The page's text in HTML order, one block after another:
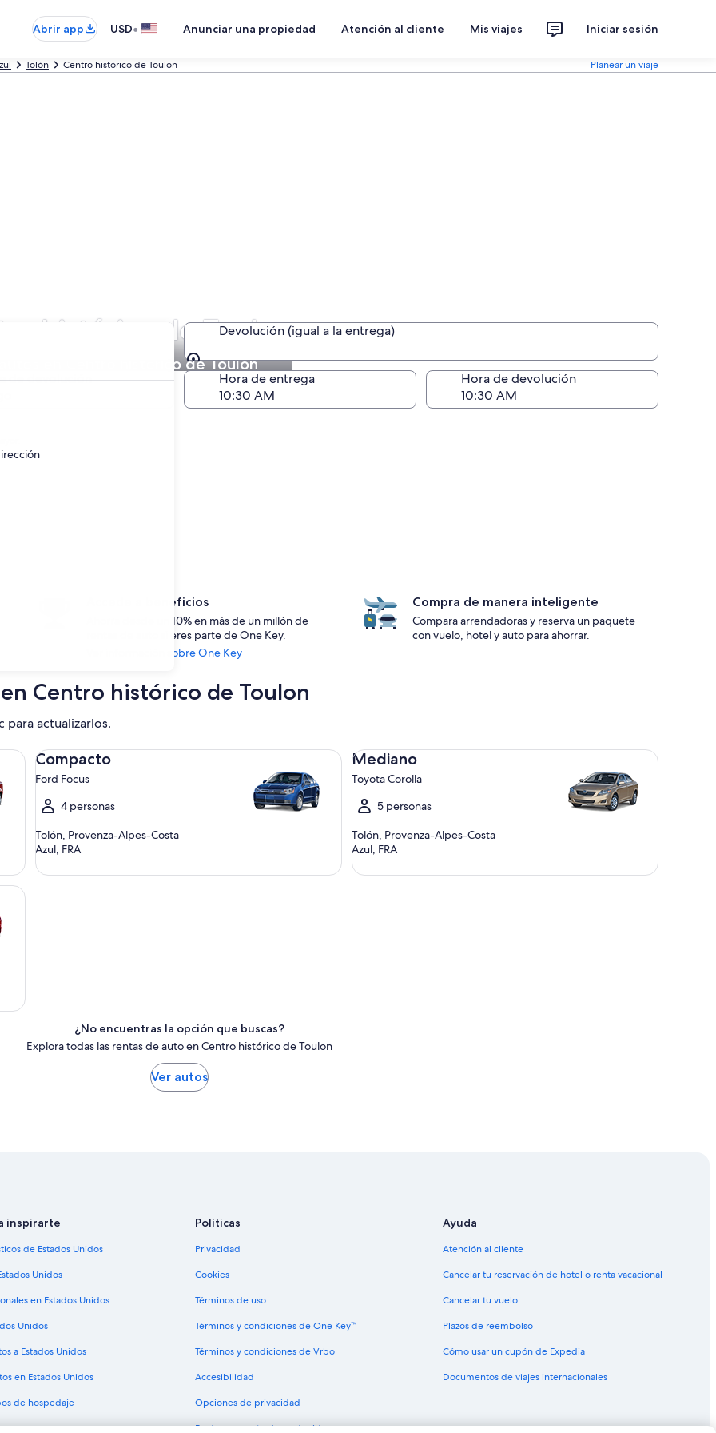
Abrir app USD• Anunciar una propiedad Atención al cliente Mis viajes Iniciar sesión
Tolón Centro histórico de Toulon Planear un viaje
histórico de Toulon
en Centro histórico de Toulon
Devolución (igual a la entrega)
Devolución (igual a la entrega)
de devolución
Hora de entrega Hora de devolución
Accede a beneficios
Ahorra desde un 10% en más de un millón de
rentas de auto si eres parte de One Key.
Ver información sobre One Key
Compra de manera inteligente
Compara arrendadoras y reserva un paquete
con vuelo, hotel y auto para ahorrar.
Centro histórico de Toulon
para actualizarlos.
Compacto
Ford Focus
4 personas
Tolón, Provenza-Alpes-Costa
Azul, FRA
Compacto Ford Focus
Mediano
Toyota Corolla
5 personas
Tolón, Provenza-Alpes-Costa
Azul, FRA
Mediano Toyota Corolla
¿No encuentras la opción que buscas?
Explora todas las rentas de auto en Centro histórico de Toulon
Ver autos
inspirarte
de Estados Unidos
Unidos
en Estados Unidos
Unidos
a Estados Unidos
en Estados Unidos
de hospedaje
Políticas
Privacidad
Cookies
Términos de uso
Términos y condiciones de One Key™
Términos y condiciones de Vrbo
Accesibilidad
Opciones de privacidad
Pautas y reporte de contenido
Ayuda
Atención al cliente
Cancelar tu reservación de hotel o renta vacacional
Cancelar tu vuelo
Plazos de reembolso
Cómo usar un cupón de Expedia
Documentos de viajes internacionales